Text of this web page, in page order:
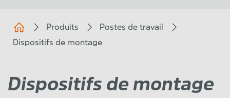
Produits
Postes de travail
Dispositifs de montage
Dispositifs de montage